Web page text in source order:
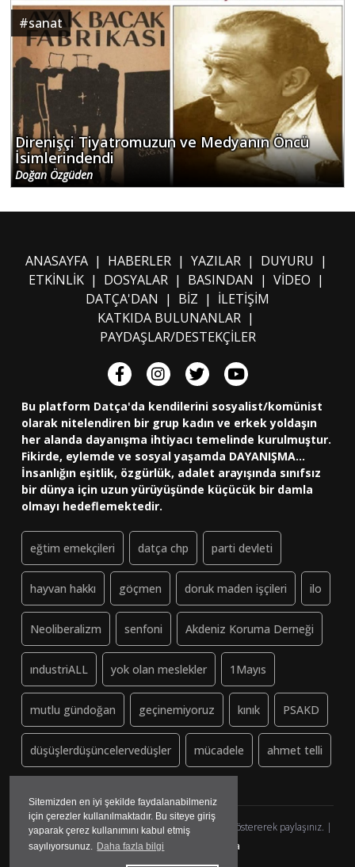
Sitemizden en iyi şekilde faydalanabilmeniz
için çerezler kullanılmaktadır. Bu siteye giriş
yaparak çerez kullanımını kabul etmiş
sayılıyorsunuz. Daha fazla bilgi
#sanat
Direnişçi Tiyatromuzun ve Medyanın Öncü
İsimlerindendi
Doğan Özgüden
ANASAYFA| HABERLER| YAZILAR| DUYURU |
ETKİNLİK| DOSYALAR| BASINDAN | VİDEO |
DATÇA'DAN | BİZ | İLETİŞİM
KATKIDA BULUNANLAR |
PAYDAŞLAR/DESTEKÇİLER
Bu platform Datça'da kendilerini sosyalist/komünist
olarak nitelendiren bir grup kadın ve erkek yoldaşın
her alanda dayanışma ihtiyacı temelinde kurulmuştur.
Fikirde, eylemde ve sosyal yaşamda DAYANIŞMA...
İnsanlığın eşitlik, özgürlük, adalet arayışında sınıfsız
bir dünya için uzun yürüyüşünde küçücük bir damla
olmayı hedeflemektedir.
eğtim emekçileri datça chp parti devleti
hayvan hakkı göçmen doruk maden işçileri ilo
Neoliberalizm senfoni Akdeniz Koruma Derneği
ındustriALL yok olan meslekler 1Mayıs
mutlu gündoğan geçinemiyoruz kınık PSAKD
düşüşlerdüşüncelervedüşler mücadele ahmet telli
Dayanisma-Datca.org (ↄ) Copyleft - Lütfen kaynak göstererek paylaşınız. |
yazılım&tasarım:
madmedya